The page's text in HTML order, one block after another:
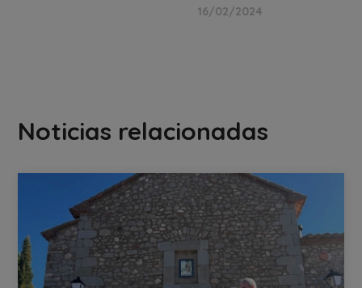
16/02/2024
Noticias relacionadas